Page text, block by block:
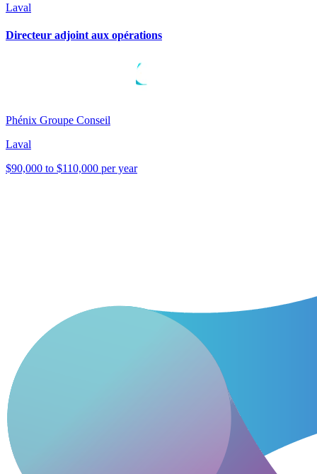
Laval
Directeur adjoint aux opérations
Phénix Groupe Conseil
Laval
$90,000 to $110,000 per year